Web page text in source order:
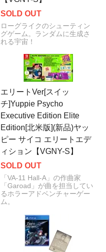
SOLD OUT
ローグライクのシューティン
グゲーム。ランダムに生成さ
れる宇宙！
エリートVer[スイッ
チ]Yuppie Psycho
Executive Edition Elite
Edition[北米版](新品)ヤッ
ピー サイコ エリートエデ
ィション【VGNY-S】
SOLD OUT
「VA-11 Hall-A」の作曲家
「Garoad」が曲を担当してい
るホラーアドベンチャーゲー
ム。